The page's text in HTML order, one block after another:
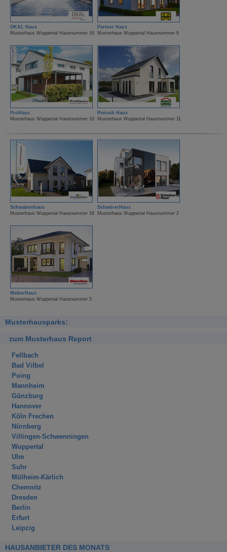
OKAL Haus
Musterhaus Wuppertal Hausnummer 16
Partner Haus
Musterhaus Wuppertal Hausnummer 6
ProHaus
Musterhaus Wuppertal Hausnummer 10
Rensch Haus
Musterhaus Wuppertal Hausnummer 11
Schwabenhaus
Musterhaus Wuppertal Hausnummer 18
SchwörerHaus
Musterhaus Wuppertal Hausnummer 2
WeberHaus
Musterhaus Wuppertal Hausnummer 5
Musterhausparks:
zum Musterhaus Report
Fellbach
Bad Vilbel
Poing
Mannheim
Günzburg
Hannover
Köln Frechen
Nürnberg
Villingen-Schwenningen
Wuppertal
Ulm
Suhr
Mülheim-Kärlich
Chemnitz
Dresden
Berlin
Erfurt
Leipzig
HAUSANBIETER DES MONATS